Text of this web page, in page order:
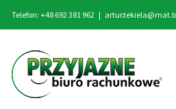
Telefon: +48 692 381 962 |